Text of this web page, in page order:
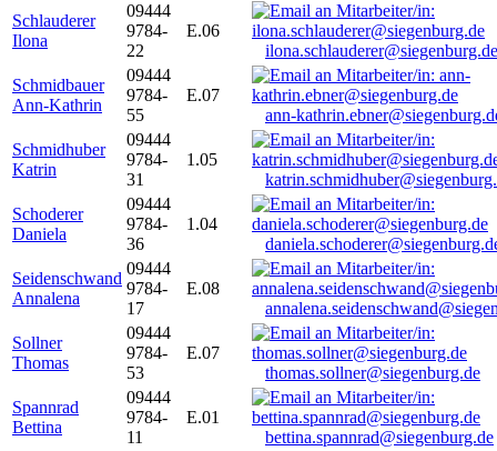
Schlauderer
Ilona
09444
9784-
22
E.06
ilona.schlauderer@siegenburg.de
Schmidbauer
Ann-Kathrin
09444
9784-
55
E.07
ann-
Schmidhuber
Katrin
09444
9784-
31
1.05
Schoderer
Daniela
09444
9784-
36
1.04
Seidenschwand
Annalena
09444
9784-
17
E.08
Sollner
Thomas
09444
9784-
53
E.07
thomas.sollner@siegenburg.de
Spannrad
Bettina
09444
9784-
11
E.01
bettina.spannrad@siegenburg.de